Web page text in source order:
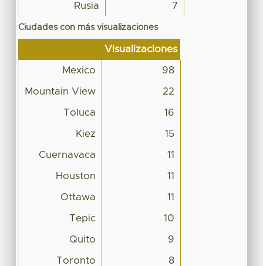
Rusia 7
Ciudades con más visualizaciones
Visualizaciones
Mexico 98
Mountain View 22
Toluca 16
Kiez 15
Cuernavaca 11
Houston 11
Ottawa 11
Tepic 10
Quito 9
Toronto 8